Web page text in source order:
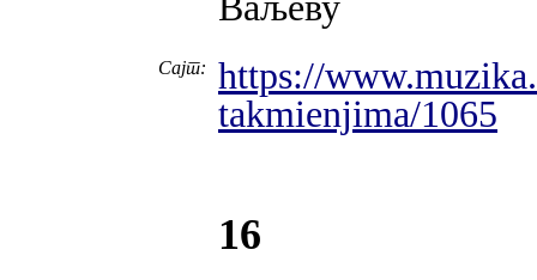
Сајт:
https://
takmienjima/1065
16